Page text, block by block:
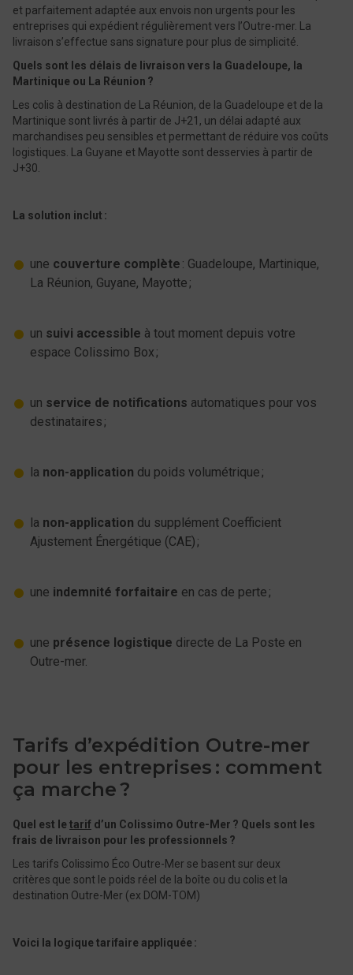
et parfaitement adaptée aux envois non urgents pour les
entreprises qui expédient régulièrement vers l’Outre-mer. L​a
livraison s’effectue sans signature pour plus de simplicité.
Quels sont les délais de livraison vers la Guadeloupe, la
Martinique ou La Réunion ?
​​​​​​Les colis à destination de La Réunion, de la Guadeloupe et de la
Martinique sont livrés à partir de J+21, un délai adapté aux
marchandises peu sensibles et permettant de réduire vos coûts
logistiques. La Guyane et Mayotte sont desservies à partir de
J+30.
La solution inclut :
​​​​​une couverture complète : Guadeloupe, Martinique,
La Réunion, Guyane, Mayotte ;
un suivi accessible à tout moment depuis votre
espace Colissimo Box ;
un service de notifications automatiques pour vos
destinataires ;
la non-application du poids volumétrique ;
la non-application du supplément Coefficient
Ajustement Énergétique (CAE) ;
une indemnité forfaitaire en cas de perte ;
une présence logistique directe de La Poste en
Outre-mer.
Tarifs d’expédition Outre-mer
pour les entreprises : comment
ça marche ?
Quel est letarif d’un Colissimo Outre-Mer ? Quels sont les
frais de livraison pour les professionnels ?
Les tarifs Colissimo Éco Outre-Mer se basent sur deux
critères que sont le poids réel de la boîte ou du colis et la
destination Outre-Mer (ex DOM-TOM)
Voici la logique tarifaire appliquée :